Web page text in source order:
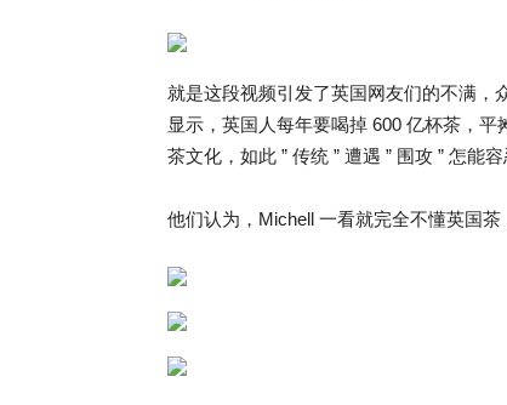
就是这段视频引发了英国网友们的不满，
显示，英国人每年要喝掉 600 亿杯茶，
茶文化，如此 ” 传统 ” 遭遇 ” 围攻 ” 怎能容
他们认为，Michell 一看就完全不懂英国